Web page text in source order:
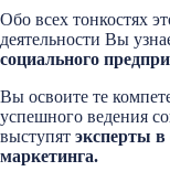
Обо всех тонкостях
деятельности Вы
социального
Вы освоите те
успешного ведения
выступят эксперты в
маркетинга.